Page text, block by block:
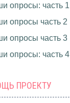
опросы: часть 1
опросы часть 2
опросы часть 3
опросы: часть 4
ПРОЕКТУ